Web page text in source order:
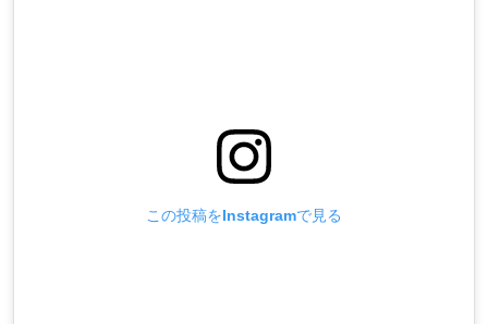
この投稿をInstagramで見る